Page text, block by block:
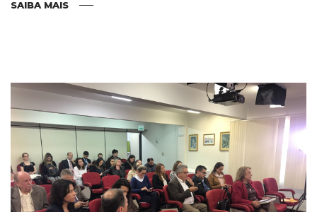
SAIBA MAIS